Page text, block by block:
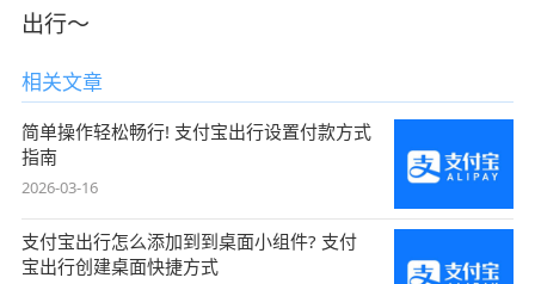
出行～
相关文章
简单操作轻松畅行! 支付宝出行设置付款方式
指南
2026-03-16
支付宝出行怎么添加到到桌面小组件? 支付
宝出行创建桌面快捷方式